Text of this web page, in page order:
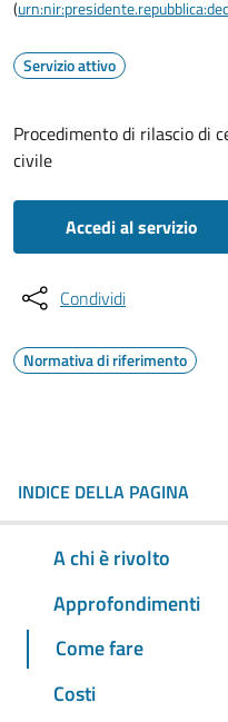
(
Servizio attivo
Procedimento di rilascio di
civile
Accedi al servizio
Condividi
Normativa di riferimento
INDICE DELLA PAGINA
A chi è rivolto
Approfondimenti
Come fare
Costi